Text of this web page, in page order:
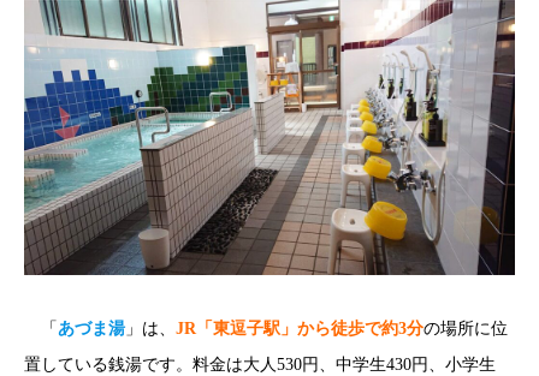
「 あづま湯」は、 JR「東逗子駅」から徒歩で約3分の場所に位
置している銭湯です。料金は大人530円、中学生430円、小学生